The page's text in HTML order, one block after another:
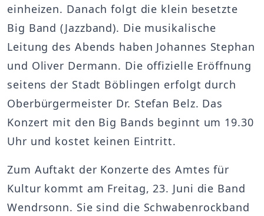
einheizen. Danach folgt die klein besetzte
Big Band (Jazzband). Die musikalische
Leitung des Abends haben Johannes Stephan
und Oliver Dermann. Die offizielle Eröffnung
seitens der Stadt Böblingen erfolgt durch
Oberbürgermeister Dr. Stefan Belz. Das
Konzert mit den Big Bands beginnt um 19.30
Uhr und kostet keinen Eintritt.
Zum Auftakt der Konzerte des Amtes für
Kultur kommt am Freitag, 23. Juni die Band
Wendrsonn. Sie sind die Schwabenrockband